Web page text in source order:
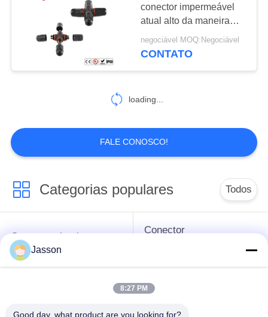
conector impermeável
atual alto da maneira
negociável MOQ:Negociável
CONTATO
loading...
FALE CONOSCO!
Categorias populares Todos
Conector circular
impermeável
Conector
E27
Jasson
8:27 PM
Good day, what product are you looking for?